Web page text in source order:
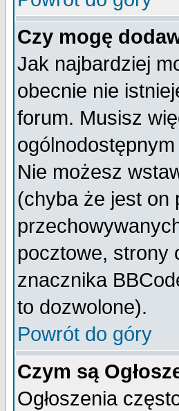
Czy mogę
Jak najbardziej
obecnie nie
forum. Musisz
Nie możesz
(chyba że jest on
pocztowe, strony
znacznika
to dozwolone).
Powrót do góry
Czym są
Ogłoszenia